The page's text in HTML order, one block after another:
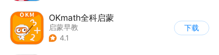
OKmath全科启蒙
启蒙早教
4.1
下载